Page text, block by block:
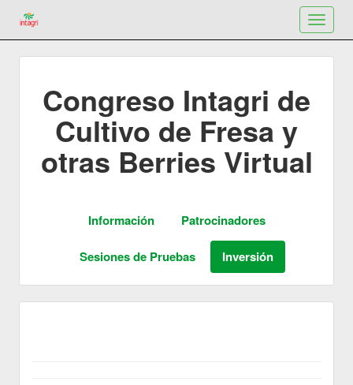
Toggle
Congreso Intagri de
Cultivo de Fresa y
otras Berries Virtual